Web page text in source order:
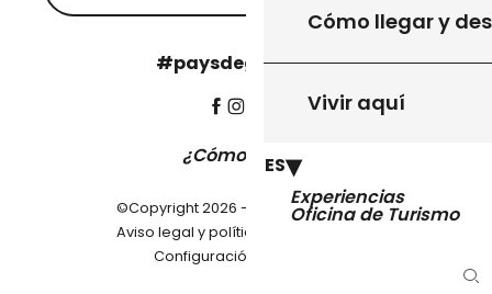
Cómo llegar y
Vivir aquí
ES
Experiencias
Oficina de Turismo
#paysdegourdon !
¿Cómo llegar?
©Copyright 2026 - Pays de Gourdon
Aviso legal y política de privacidad
Configuración de cookies